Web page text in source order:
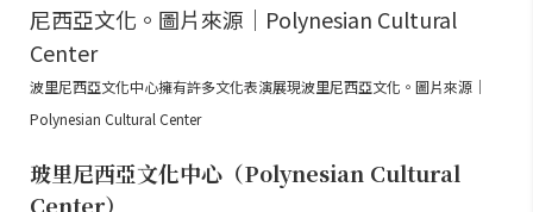
波里尼西亞文化中心擁有許多文化表演展現波里尼西亞文化。圖片來源｜
Polynesian Cultural Center
玻里尼西亞文化中心（Polynesian Cultural
Center）